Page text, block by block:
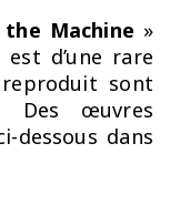
Machine »
d’une rare
sont
Des œuvres
dessous dans